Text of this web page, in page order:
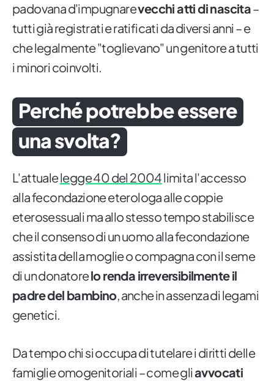
padovana d'impugnarevecchi atti di nascita–
tutti già registrati e ratificati da diversi anni – e
che legalmente "toglievano" un genitore a tutti
i minori coinvolti.
Perché potrebbe essere
una svolta?
L'attualelegge 40 del 2004limita l'accesso
alla fecondazione eterologa alle coppie
eterosessuali ma allo stesso tempo stabilisce
che il consenso di un uomo alla fecondazione
assistita della moglie o compagna con il seme
di un donatorelo renda irreversibilmente il
padre del bambino, anche in assenza di legami
genetici.
Da tempo chi si occupa di tutelare i diritti delle
famiglie omogenitoriali – come gliavvocati